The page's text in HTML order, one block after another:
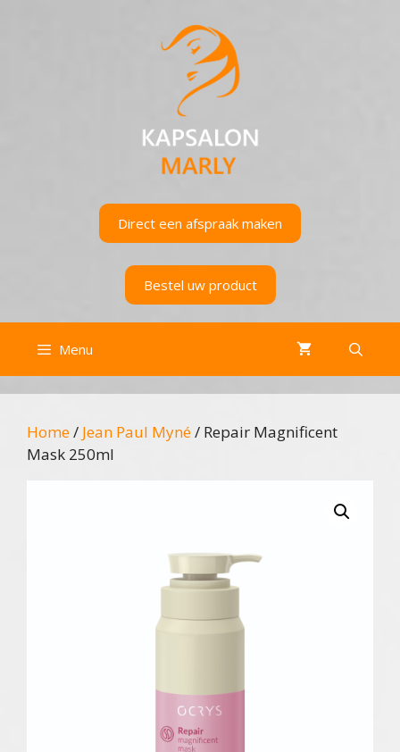
Direct een afspraak maken
Bestel uw product
Menu
Home/ Jean Paul Myné/ Repair Magnificent
Mask 250ml